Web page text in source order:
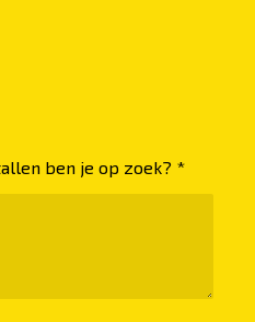
ben je op zoek? *